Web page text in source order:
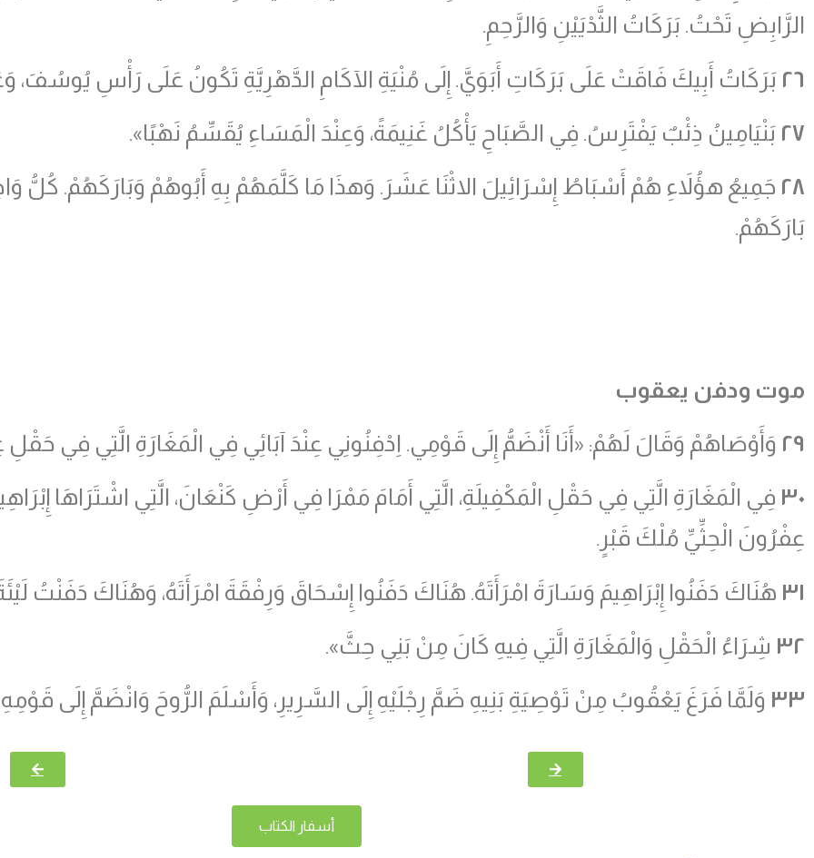
الرَّابِضِ تَحْتُ. بَرَكَاتُ الثَّدْيَيْنِ وَالرَّحِمِ.
٢٦ بَرَكَاتُ أَبِيكَ فَاقَتْ عَلَى بَرَكَاتِ أَبَوَيَّ. إِلَى مُنْيَةِ الآكَامِ الدَّهْرِيَّةِ تَكُونُ عَلَى رَأْسِ يُوسُفَ،
٢٧ بَنْيَامِينُ ذِئْبٌ يَفْتَرِسُ. فِي الصَّبَاحِ يَأْكُلُ غَنِيمَةً، وَعِنْدَ الْمَسَاءِ يُقَسِّمُ نَهْبًا».
٢٨ جَمِيعُ هؤُلاَءِ هُمْ أَسْبَاطُ إِسْرَائِيلَ الاثْنَا عَشَرَ. وَهذَا مَا كَلَّمَهُمْ بِهِ أَبُوهُمْ وَبَارَكَهُمْ. كُلُّ
بَارَكَهُمْ.
موت ودفن يعقوب
٢٩ وَأَوْصَاهُمْ وَقَالَ لَهُمْ: «أَنَا أَنْضَمُّ إِلَى قَوْمِي. اِدْفِنُونِي عِنْدَ آبَائِي فِي الْمَغَارَةِ الَّتِي فِي
٣٠ فِي الْمَغَارَةِ الَّتِي فِي حَقْلِ الْمَكْفِيلَةِ، الَّتِي أَمَامَ مَمْرَا فِي أَرْضِ كَنْعَانَ، الَّتِي اشْتَرَاهَا
عِفْرُونَ الْحِثِّيِّ مُلْكَ قَبْرٍ.
٣١ هُنَاكَ دَفَنُوا إِبْرَاهِيمَ وَسَارَةَ امْرَأَتَهُ. هُنَاكَ دَفَنُوا إِسْحَاقَ وَرِفْقَةَ امْرَأَتَهُ، وَهُنَاكَ دَفَنْتُ
٣٢ شِرَاءُ الْحَقْلِ وَالْمَغَارَةِ الَّتِي فِيهِ كَانَ مِنْ بَنِي حِثَّ».
٣٣ وَلَمَّا فَرَغَ يَعْقُوبُ مِنْ تَوْصِيَةِ بَنِيهِ ضَمَّ رِجْلَيْهِ إِلَى السَّرِيرِ، وَأَسْلَمَ الرُّوحَ وَانْضَمَّ إِلَى
أسفار الكتاب